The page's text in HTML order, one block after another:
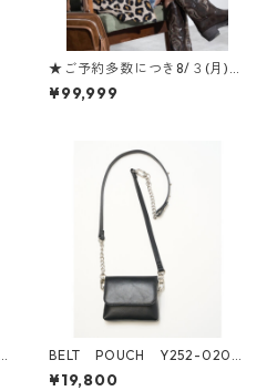
★ご予約多数につき8/３(月)午
前１１時まで延長★ マルゴ
ー 26aw7月展ご予約ご紹
¥99,999
BELT POUCH Y252-02057
-5 YENN
¥19,800